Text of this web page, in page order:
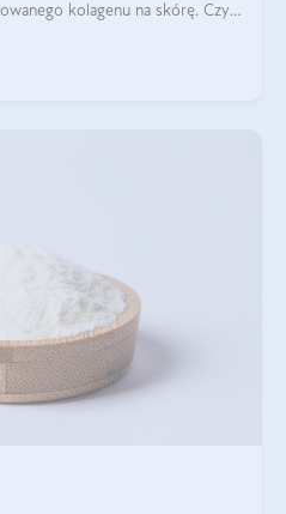
kolagenu na skórę. Czy